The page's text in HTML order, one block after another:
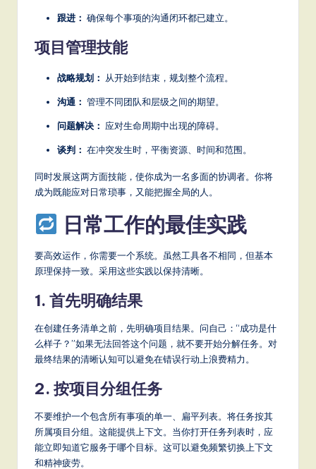
跟进： 确保每个事项的沟通闭环都已建立。
项目管理技能
战略规划： 从开始到结束，规划整个流程。
沟通： 管理不同团队和层级之间的期望。
问题解决： 应对生命周期中出现的障碍。
谈判： 在冲突发生时，平衡资源、时间和范围。
同时发展这两方面技能，使你成为一名多面的协调者。你将
成为既能应对日常琐事，又能把握全局的人。
日常工作的最佳实践
要高效运作，你需要一个系统。虽然工具各不相同，但基本
原理保持一致。采用这些实践以保持清晰。
1. 首先明确结果
在创建任务清单之前，先明确项目结果。问自己：“成功是什
么样子？”如果无法回答这个问题，就不要开始分解任务。对
最终结果的清晰认知可以避免在错误行动上浪费精力。
2. 按项目分组任务
不要维护一个包含所有事项的单一、扁平列表。将任务按其
所属项目分组。这能提供上下文。当你打开任务列表时，应
能立即知道它服务于哪个目标。这可以避免频繁切换上下文
和精神疲劳。